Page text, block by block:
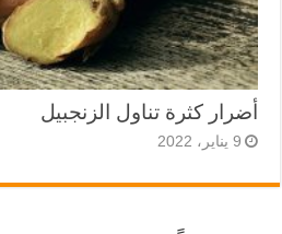
أضرار كثرة تناول الزنجبيل
9 يناير، 2022